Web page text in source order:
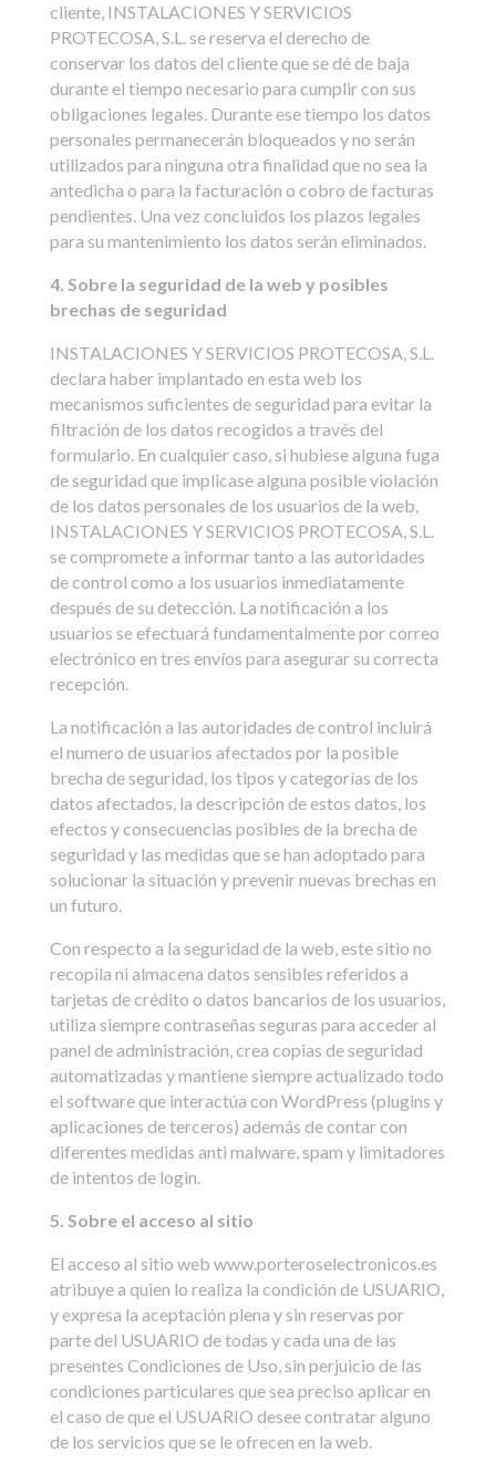
cliente, INSTALACIONES Y SERVICIOS
PROTECOSA, S.L. se reserva el derecho de
conservar los datos del cliente que se dé de baja
durante el tiempo necesario para cumplir con sus
obligaciones legales. Durante ese tiempo los datos
personales permanecerán bloqueados y no serán
utilizados para ninguna otra finalidad que no sea la
antedicha o para la facturación o cobro de facturas
pendientes. Una vez concluidos los plazos legales
para su mantenimiento los datos serán eliminados.
4. Sobre la seguridad de la web y posibles
brechas de seguridad
INSTALACIONES Y SERVICIOS PROTECOSA, S.L.
declara haber implantado en esta web los
mecanismos suficientes de seguridad para evitar la
filtración de los datos recogidos a través del
formulario. En cualquier caso, si hubiese alguna fuga
de seguridad que implicase alguna posible violación
de los datos personales de los usuarios de la web,
INSTALACIONES Y SERVICIOS PROTECOSA, S.L.
se compromete a informar tanto a las autoridades
de control como a los usuarios inmediatamente
después de su detección. La notificación a los
usuarios se efectuará fundamentalmente por correo
electrónico en tres envíos para asegurar su correcta
recepción.
La notificación a las autoridades de control incluirá
el numero de usuarios afectados por la posible
brecha de seguridad, los tipos y categorías de los
datos afectados, la descripción de estos datos, los
efectos y consecuencias posibles de la brecha de
seguridad y las medidas que se han adoptado para
solucionar la situación y prevenir nuevas brechas en
un futuro.
Con respecto a la seguridad de la web, este sitio no
recopila ni almacena datos sensibles referidos a
tarjetas de crédito o datos bancarios de los usuarios,
utiliza siempre contraseñas seguras para acceder al
panel de administración, crea copias de seguridad
automatizadas y mantiene siempre actualizado todo
el software que interactúa con WordPress (plugins y
aplicaciones de terceros) además de contar con
diferentes medidas anti malware, spam y limitadores
de intentos de login.
5. Sobre el acceso al sitio
El acceso al sitio web www.porteroselectronicos.es
atribuye a quien lo realiza la condición de USUARIO,
y expresa la aceptación plena y sin reservas por
parte del USUARIO de todas y cada una de las
presentes Condiciones de Uso, sin perjuicio de las
condiciones particulares que sea preciso aplicar en
el caso de que el USUARIO desee contratar alguno
de los servicios que se le ofrecen en la web.